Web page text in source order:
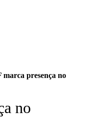
marca presença no
no